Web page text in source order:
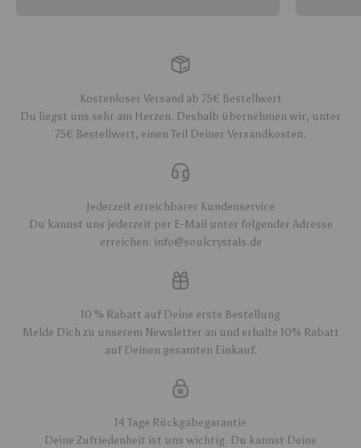
Kostenloser Versand ab 75€ Bestellwert
Du liegst uns sehr am Herzen. Deshalb übernehmen wir, unter
75€ Bestellwert, einen Teil Deiner Versandkosten.
Jederzeit erreichbarer Kundenservice
Du kannst uns jederzeit per E-Mail unter folgender Adresse
erreichen: info@soulcrystals.de
10 % Rabatt auf Deine erste Bestellung
Melde Dich zu unserem Newsletter an und erhalte 10% Rabatt
auf Deinen gesamten Einkauf.
14 Tage Rückgabegarantie
Deine Zufriedenheit ist uns wichtig. Du kannst Deine